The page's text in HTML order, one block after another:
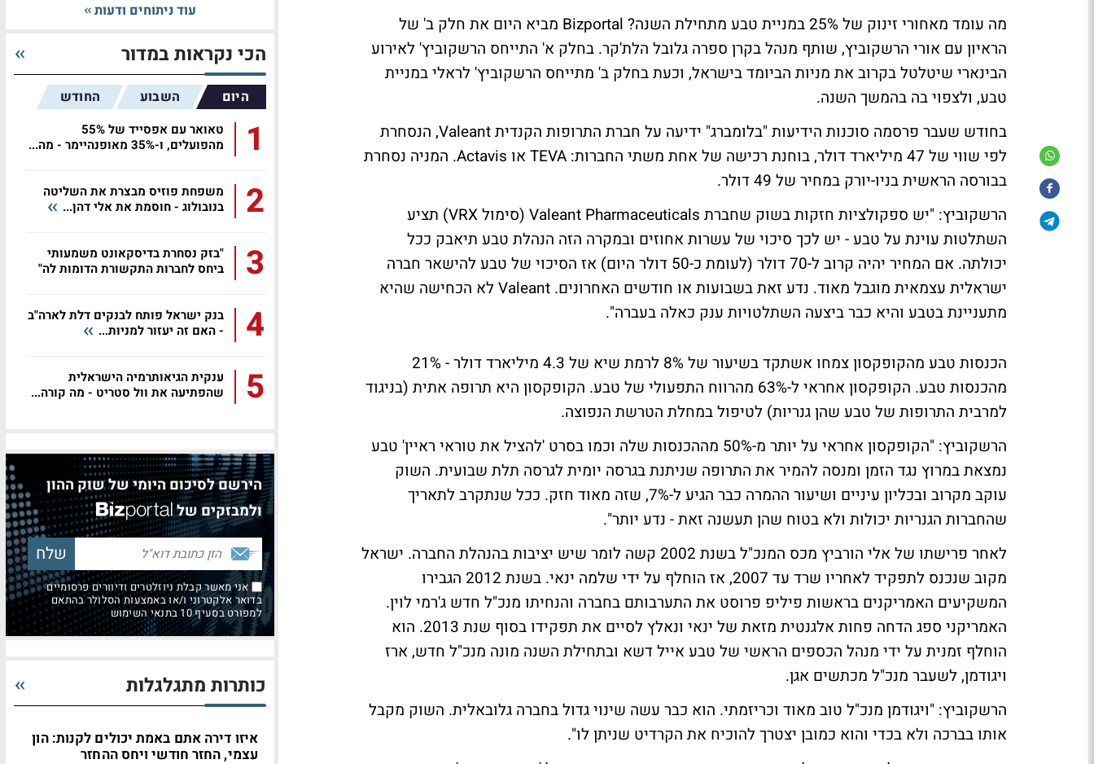
מה עומד מאחורי זינוק של 25% במניית טבע מתחילת השנה? Bizportal מביא היום את חלק ב' של
הראיון עם אורי הרשקוביץ, שותף מנהל בקרן ספרה גלובל הלת'קר. בחלק א' התייחס הרשקוביץ' לאירוע
הבינארי שיטלטל בקרוב את מניות הביומד בישראל, וכעת בחלק ב' מתייחס הרשקוביץ' לראלי במניית
טבע, ולצפוי בה בהמשך השנה.
בחודש שעבר פרסמה סוכנות הידיעות "בלומברג" ידיעה על חברת התרופות הקנדית Valeant, הנסחרת
לפי שווי של 47 מיליארד דולר, בוחנת רכישה של אחת משתי החברות: TEVA או Actavis. המניה נסחרת
בבורסה הראשית בניו-יורק במחיר של 49 דולר.
הרשקוביץ: "יש ספקולציות חזקות בשוק שחברת Valeant Pharmaceuticals (סימול VRX) תציע
השתלטות עוינת על טבע - יש לכך סיכוי של עשרות אחוזים ובמקרה הזה הנהלת טבע תיאבק ככל
יכולתה. אם המחיר יהיה קרוב ל-70 דולר (לעומת כ-50 דולר היום) אז הסיכוי של טבע להישאר חברה
ישראלית עצמאית מוגבל מאוד. נדע זאת בשבועות או חודשים האחרונים. Valeant לא הכחישה שהיא
מתעניינת בטבע והיא כבר ביצעה השתלטויות ענק כאלה בעברה".
הכנסות טבע מהקופקסון צמחו אשתקד בשיעור של 8% לרמת שיא של 4.3 מיליארד דולר - 21%
מהכנסות טבע. הקופקסון אחראי ל-63% מהרווח התפעולי של טבע. הקופקסון היא תרופה אתית (בניגוד
למרבית התרופות של טבע שהן גנריות) לטיפול במחלת הטרשת הנפוצה.
הרשקוביץ: "הקופקסון אחראי על יותר מ-50% מההכנסות שלה וכמו בסרט 'להציל את טוראי ראיין' טבע
נמצאת במרוץ נגד הזמן ומנסה להמיר את התרופה שניתנת בגרסה יומית לגרסה תלת שבועית. השוק
עוקב מקרוב ובכליון עיניים ושיעור ההמרה כבר הגיע ל-7%, שזה מאוד חזק. ככל שנתקרב לתאריך
שהחברות הגנריות יכולות ולא בטוח שהן תעשנה זאת - נדע יותר".
לאחר פרישתו של אלי הורביץ מכס המנכ"ל בשנת 2002 קשה לומר שיש יציבות בהנהלת החברה. ישראל
מקוב שנכנס לתפקיד לאחריו שרד עד 2007, אז הוחלף על ידי שלמה ינאי. בשנת 2012 הגבירו
המשקיעים האמריקנים בראשות פיליפ פרוסט את התערבותם בחברה והנחיתו מנכ"ל חדש ג'רמי לוין.
האמריקני ספג הדחה פחות אלגנטית מזאת של ינאי ונאלץ לסיים את תפקידו בסוף שנת 2013. הוא
הוחלף זמנית על ידי מנהל הכספים הראשי של טבע אייל דשא ובתחילת השנה מונה מנכ"ל חדש, ארז
ויגודמן, לשעבר מנכ"ל מכתשים אגן.
הרשקוביץ: "ויגודמן מנכ"ל טוב מאוד וכריזמתי. הוא כבר עשה שינוי גדול בחברה גלובאלית. השוק מקבל
אותו בברכה ולא בכדי והוא כמובן יצטרך להוכיח את הקרדיט שניתן לו".
עוד ניתוחים ודעות
הכי נקראות במדור
היום השבוע החודש
1
טאואר עם אפסייד של 55%
מהפועלים, ו-35% מאופנהיימר - מה...
2
משפחת פוזיס מבצרת את השליטה
בנובולוג - חוסמת את אלי דהן...
3
"בזק נסחרת בדיסקאונט משמעותי
ביחס לחברות התקשורת הדומות לה"
4
בנק ישראל פותח לבנקים דלת לארה"ב
- האם זה יעזור למניות...
5
ענקית הגיאותרמיה הישראלית
שהפתיעה את וול סטריט - מה קורה...
הירשם לסיכום היומי של שוק ההון
ולמבזקים של
אני מאשר קבלת ניוזלטרים ודיוורים פרסומיים
בדואר אלקטרוני ו/או באמצעות הסלולר בהתאם
למפורט בסעיף 10 בתנאי השימוש
כותרות מתגלגלות
איזו דירה אתם באמת יכולים לקנות: הון
עצמי, החזר חודשי ויחס ההחזר